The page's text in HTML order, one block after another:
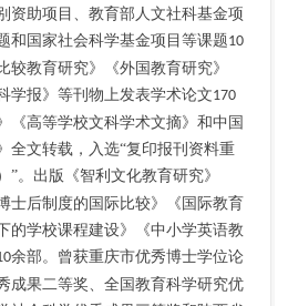
资助项目、教育部人文社科基金项
和国家社会科学基金项目等课题10
较教育研究》《外国教育研究》
学报》等刊物上发表学术论文170
《高等学校文科学术文摘》和中国
全文转载，入选“复印报刊资料重
”。出版《智利文化教育研究》
士后制度的国际比较》《国际教育
的学校课程建设》《中小学英语教
余部。曾获重庆市优秀博士学位论
成果二等奖、全国教育科学研究优